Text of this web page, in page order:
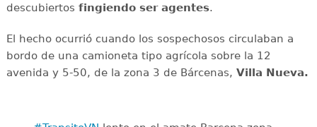
descubiertos fingiendo ser agentes.
El hecho ocurrió cuando los sospechosos circulaban a
bordo de una camioneta tipo agrícola sobre la 12
avenida y 5-50, de la zona 3 de Bárcenas, Villa Nueva.